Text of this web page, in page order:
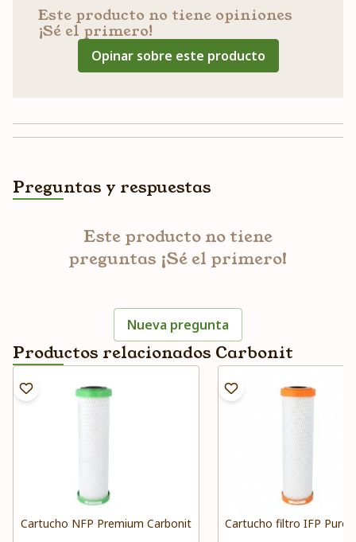
Este producto no tiene opiniones
¡Sé el primero!
Opinar sobre este producto
Preguntas y respuestas
Este producto no tiene
preguntas ¡Sé el primero!
Nueva pregunta
Productos relacionados Carbonit
Cartucho NFP Premium Carbonit Cartucho filtro IFP Puro